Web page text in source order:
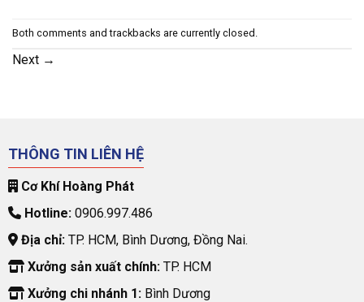
Both comments and trackbacks are currently closed.
Next →
THÔNG TIN LIÊN HỆ
Cơ Khí Hoàng Phát
Hotline:0906.997.486
Địa chỉ:TP. HCM, Bình Dương, Đồng Nai.
Xưởng sản xuất chính:TP. HCM
Xưởng chi nhánh 1:Bình Dương